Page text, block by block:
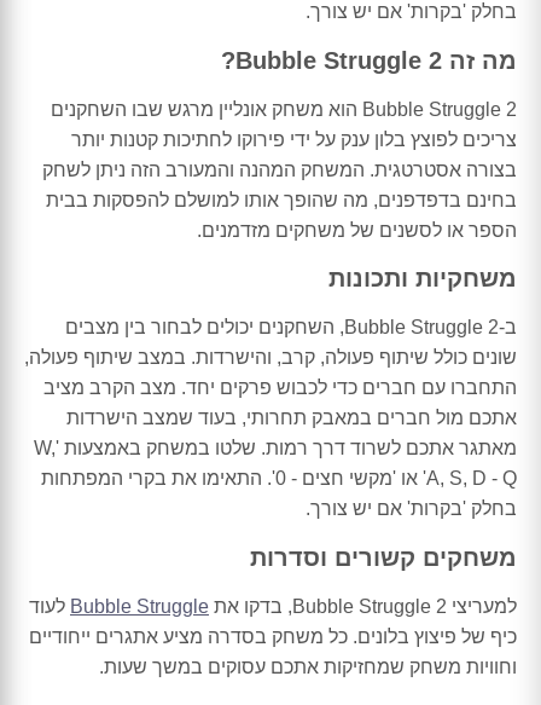
בחלק 'בקרות' אם יש צורך.
מה זה Bubble Struggle 2?
Bubble Struggle 2 הוא משחק אונליין מרגש שבו השחקנים
צריכים לפוצץ בלון ענק על ידי פירוקו לחתיכות קטנות יותר
בצורה אסטרטגית. המשחק המהנה והמעורב הזה ניתן לשחק
בחינם בדפדפנים, מה שהופך אותו למושלם להפסקות בבית
הספר או לסשנים של משחקים מזדמנים.
משחקיות ותכונות
ב-Bubble Struggle 2, השחקנים יכולים לבחור בין מצבים
שונים כולל שיתוף פעולה, קרב, והישרדות. במצב שיתוף פעולה,
התחברו עם חברים כדי לכבוש פרקים יחד. מצב הקרב מציב
אתכם מול חברים במאבק תחרותי, בעוד שמצב הישרדות
מאתגר אתכם לשרוד דרך רמות. שלטו במשחק באמצעות 'W,
A, S, D - Q' או 'מקשי חצים - 0'. התאימו את בקרי המפתחות
בחלק 'בקרות' אם יש צורך.
משחקים קשורים וסדרות
למעריצי Bubble Struggle 2, בדקו את Bubble Struggle לעוד
כיף של פיצוץ בלונים. כל משחק בסדרה מציע אתגרים ייחודיים
וחוויות משחק שמחזיקות אתכם עסוקים במשך שעות.